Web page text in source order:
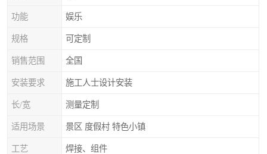
功能 娱乐
规格 可定制
销售范围 全国
安装要求 施工人士设计安装
长/宽 测量定制
适用场景 景区 度假村 特色小镇
工艺 焊接、组件